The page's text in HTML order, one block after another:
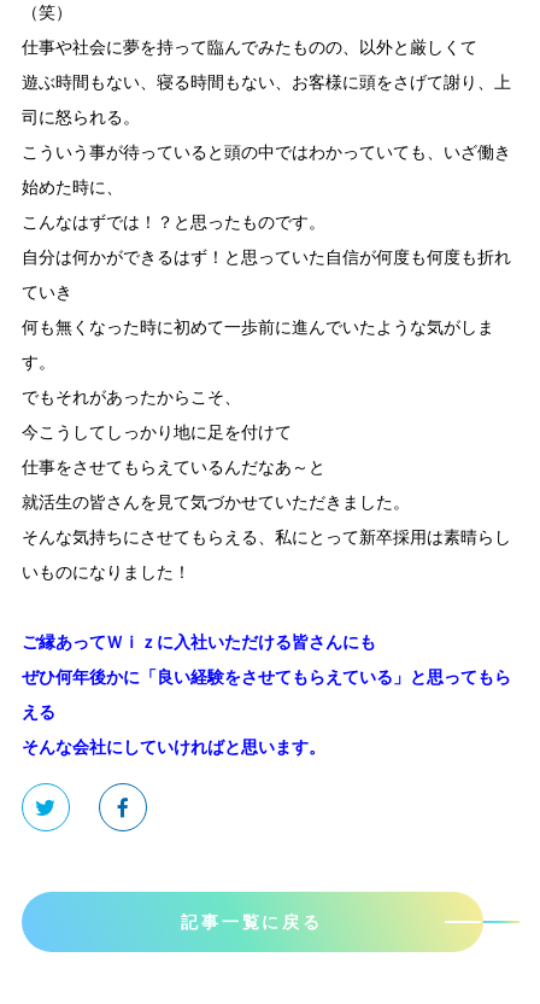
（笑）
仕事や社会に夢を持って臨んでみたものの、以外と厳しくて
遊ぶ時間もない、寝る時間もない、お客様に頭をさげて謝り、上
司に怒られる。
こういう事が待っていると頭の中ではわかっていても、いざ働き
始めた時に、
こんなはずでは！？と思ったものです。
自分は何かができるはず！と思っていた自信が何度も何度も折れ
ていき
何も無くなった時に初めて一歩前に進んでいたような気がしま
す。
でもそれがあったからこそ、
今こうしてしっかり地に足を付けて
仕事をさせてもらえているんだなあ～と
就活生の皆さんを見て気づかせていただきました。
そんな気持ちにさせてもらえる、私にとって新卒採用は素晴らし
いものになりました！
ご縁あってＷｉｚに入社いただける皆さんにも
ぜひ何年後かに「良い経験をさせてもらえている」と思ってもら
える
そんな会社にしていければと思います。
記事一覧に戻る